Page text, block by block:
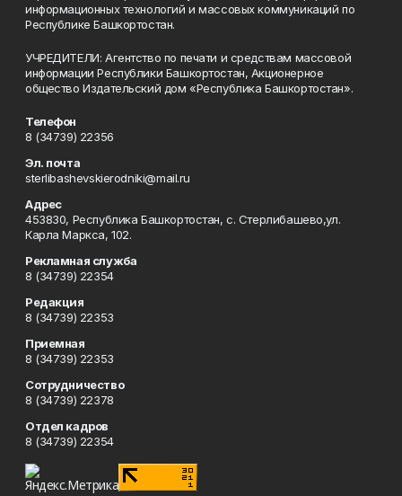
информационных технологий и массовых коммуникаций по
Республике Башкортостан.
УЧРЕДИТЕЛИ: Агентство по печати и средствам массовой
информации Республики Башкортостан, Акционерное
общество Издательский дом «Республика Башкортостан».
Телефон
8 (34739) 22356
Эл. почта
sterlibashevskierodniki@mail.ru
Адрес
453830, Республика Башкортостан, c. Стерлибашево,ул.
Карла Маркса, 102.
Рекламная служба
8 (34739) 22354
Редакция
8 (34739) 22353
Приемная
8 (34739) 22353
Сотрудничество
8 (34739) 22378
Отдел кадров
8 (34739) 22354